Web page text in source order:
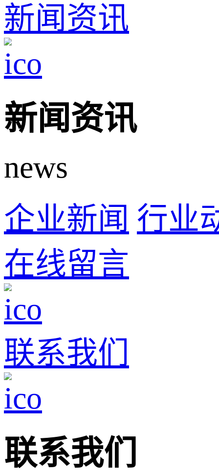
新闻资讯
新闻资讯
news
企业新闻 行业
在线留言
联系我们
联系我们